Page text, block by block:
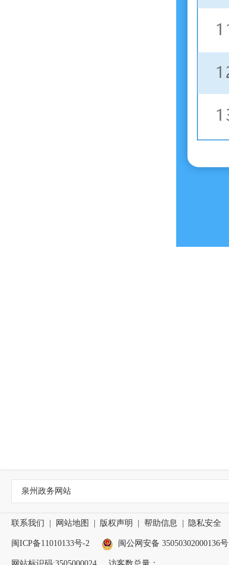
泉州政务网站
联系我们 | 网站地图 | 版权声明 | 帮助信息 | 隐私安全
闽ICP备11010133号-2 闽公网安备 35050302000136号